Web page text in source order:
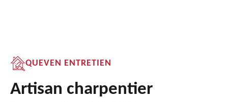
QUEVEN ENTRETIEN
Artisan charpentier